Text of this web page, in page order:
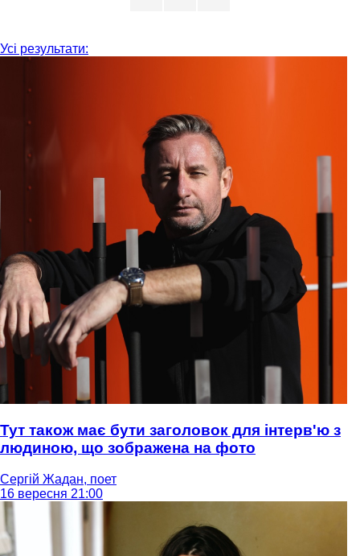
Усі результати:
Тут також має бути заголовок для інтерв'ю з
людиною, що зображена на фото
Сергій Жадан, поет
16 вересня 21:00